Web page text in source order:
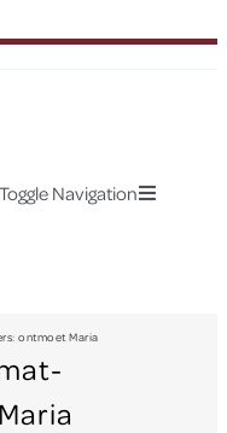
Toggle Navigation
doen wij
Over Papua
ontmoet Maria